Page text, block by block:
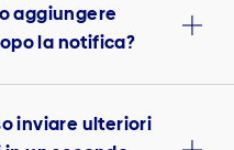
aggiungere
la notifica?
inviare ulteriori